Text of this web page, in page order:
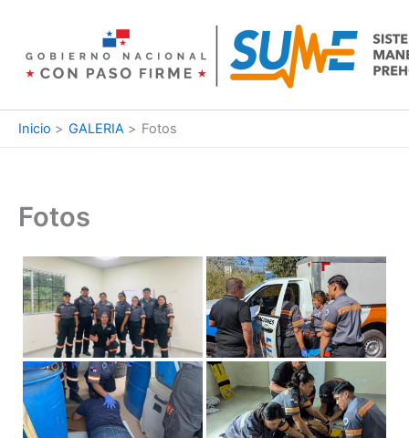
contenido
Inicio GALERIA Fotos
Fotos